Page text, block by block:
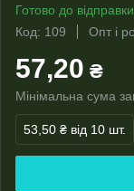
Готово до відправки
Код: 109
Опт і
57,20 ₴
Мінімальна сума
53,50 ₴ від 10 шт.